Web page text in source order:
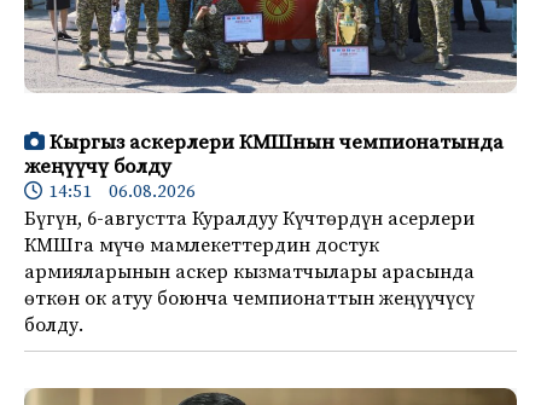
Кыргыз аскерлери КМШнын чемпионатында
жеңүүчү болду
14:51 06.08.2026
Бүгүн, 6-августта Куралдуу Күчтөрдүн асерлери
КМШга мүчө мамлекеттердин достук
армияларынын аскер кызматчылары арасында
өткөн ок атуу боюнча чемпионаттын жеңүүчүсү
болду.